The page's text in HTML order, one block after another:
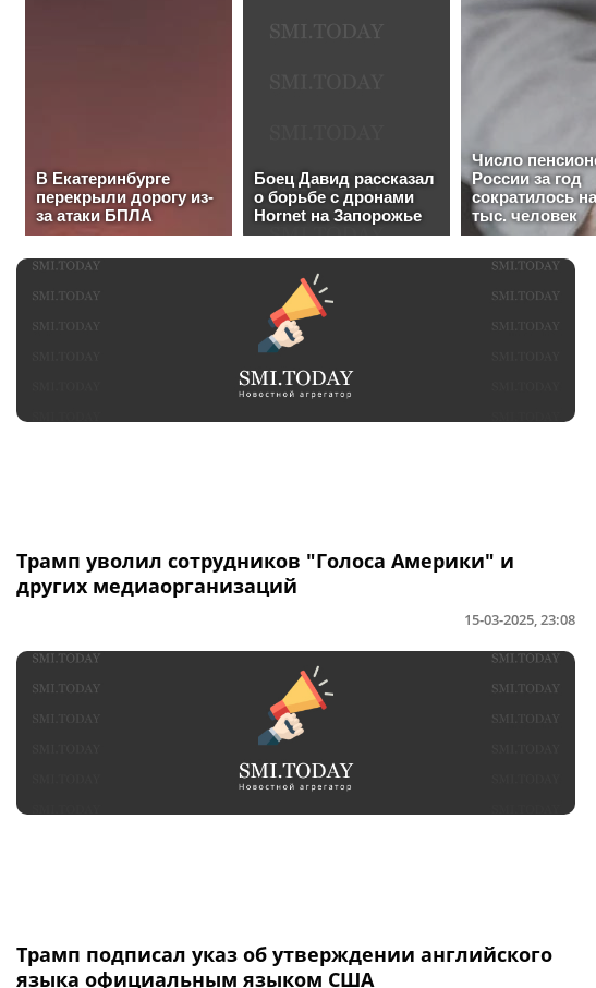
Трамп уволил сотрудников "Голоса Америки" и
других медиаорганизаций
15-03-2025, 23:08
Трамп подписал указ об утверждении английского
языка официальным языком США